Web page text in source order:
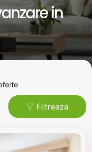
in
Filtreaza